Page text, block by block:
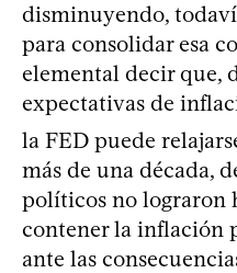
disminuyendo,
para consolidar esa
elemental decir que,
expectativas de
la FED puede
más de una década,
políticos no lograron
contener la inflación
ante las